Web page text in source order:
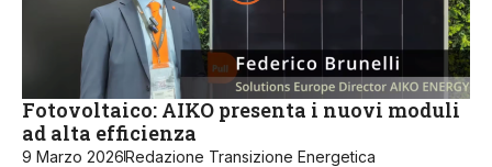
Fotovoltaico: AIKO presenta i nuovi moduli
ad alta efficienza
9 Marzo 2026Redazione Transizione Energetica